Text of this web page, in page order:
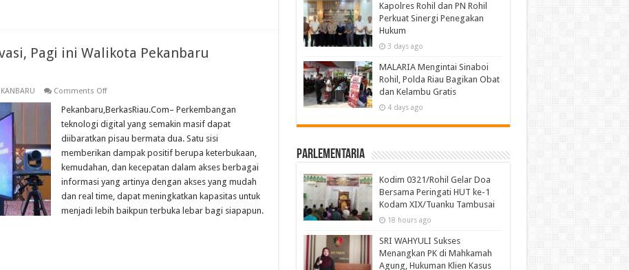
Pagi ini Walikota Pekanbaru
Comments Offon
terus
Pagi
ini
Walikota
Pekanbaru
Launcing
siDIVA
Pekanbaru,BerkasRiau.Com– Perkembangan
teknologi digital yang semakin masif dapat
diibaratkan pisau bermata dua. Satu sisi
memberikan dampak positif berupa keterbukaan,
kemudahan, dan kecepatan dalam akses berbagai
informasi yang artinya dengan akses yang mudah
dan real time, dapat meningkatkan kapasitas untuk
menjadi lebih baikpun terbuka lebar bagi siapapun.
Kapolres Rohil dan PN Rohil
Perkuat Sinergi Penegakan
Hukum
3 days ago
MALARIA Mengintai Sinaboi
Rohil, Polda Riau Bagikan Obat
dan Kelambu Gratis
4 days ago
Parlementaria
Kodim 0321/Rohil Gelar Doa
Bersama Peringati HUT ke-1
Kodam XIX/Tuanku Tambusai
18 hours ago
SRI WAHYULI Sukses
Menangkan PK di Mahkamah
Agung, Hukuman Klien Kasus